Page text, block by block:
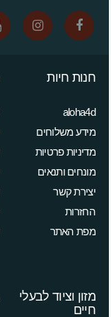
חנות חיות
aloha4d
מידע משלוחים
מדיניות פרטיות
מונחים ותנאים
יצירת קשר
החזרות
מפת האתר
מזון וציוד לבעלי
חיים